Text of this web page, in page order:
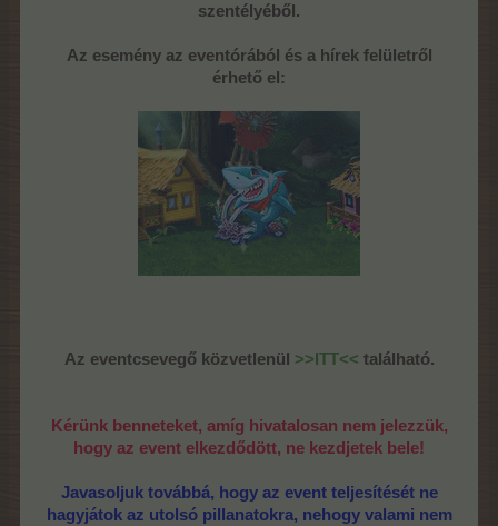
szentélyéből.
Az esemény az eventórából és a hírek felületről
érhető el:
Az eventcsevegő közvetlenül >>ITT<< található.
Kérünk benneteket, amíg hivatalosan nem jelezzük,
hogy az event elkezdődött, ne kezdjetek bele!
Javasoljuk továbbá, hogy az event teljesítését ne
hagyjátok az utolsó pillanatokra, nehogy valami nem